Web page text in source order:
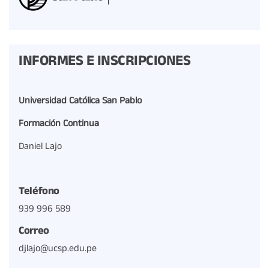
INFORMES E INSCRIPCIONES
Universidad Católica San Pablo
Formación Continua
Daniel Lajo
Teléfono
939 996 589
Correo
djlajo@ucsp.edu.pe